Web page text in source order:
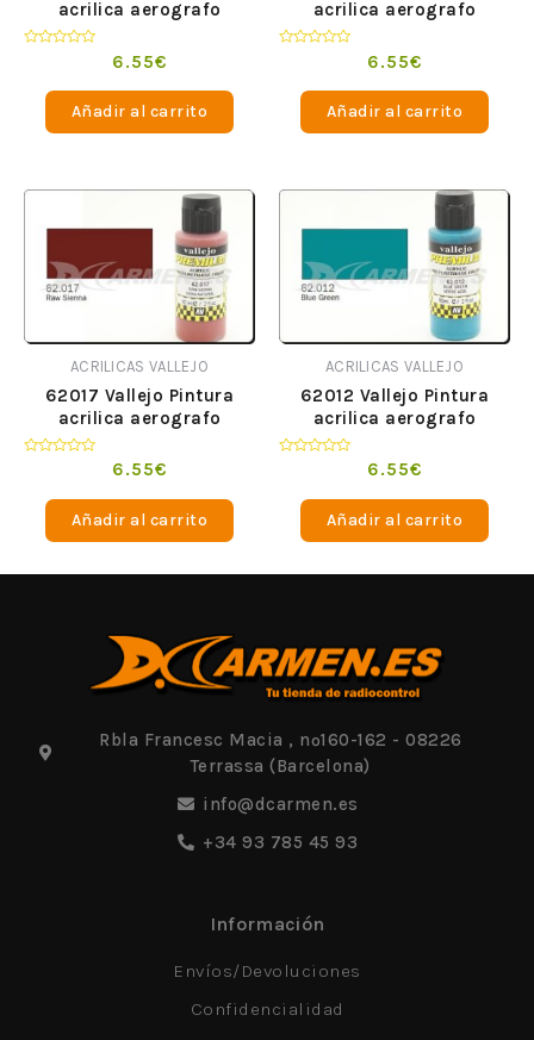
acrilica aerografo
Premium Fluorescente
Amarillo 60 ml
6.55€
Añadir al carrito
acrilica aerografo
Premium opaco Negro 60
ml
6.55€
Añadir al carrito
ACRILICAS VALLEJO
62017 Vallejo Pintura
acrilica aerografo
Premium opaco Siena
Natural 60 ml
6.55€
Añadir al carrito
ACRILICAS VALLEJO
62012 Vallejo Pintura
acrilica aerografo
Premium opaco Verde
Azul 60 ml
6.55€
Añadir al carrito
Rbla Francesc Macia , nº160-162 - 08226
Terrassa (Barcelona)
info@dcarmen.es
+34 93 785 45 93
Información
Envíos/Devoluciones
Confidencialidad